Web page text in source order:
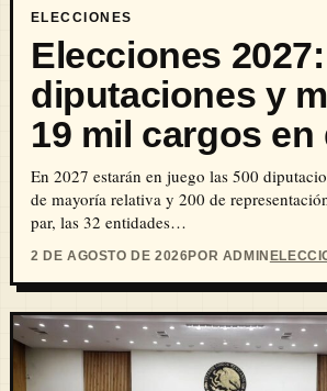
ELECCIONES
Elecciones
diputaciones y
19 mil cargos
En 2027 estarán en juego las 500
de mayoría relativa y 200 de
par, las 32 entidades…
2 DE AGOSTO DE 2026POR ADMIN